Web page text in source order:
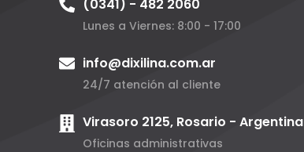
(0341) - 482 2060
Lunes a Viernes: 8:00 - 17:00
info@dixilina.com.ar
24/7 atención al cliente
Virasoro 2125, Rosario - Argentina
Oficinas administrativas